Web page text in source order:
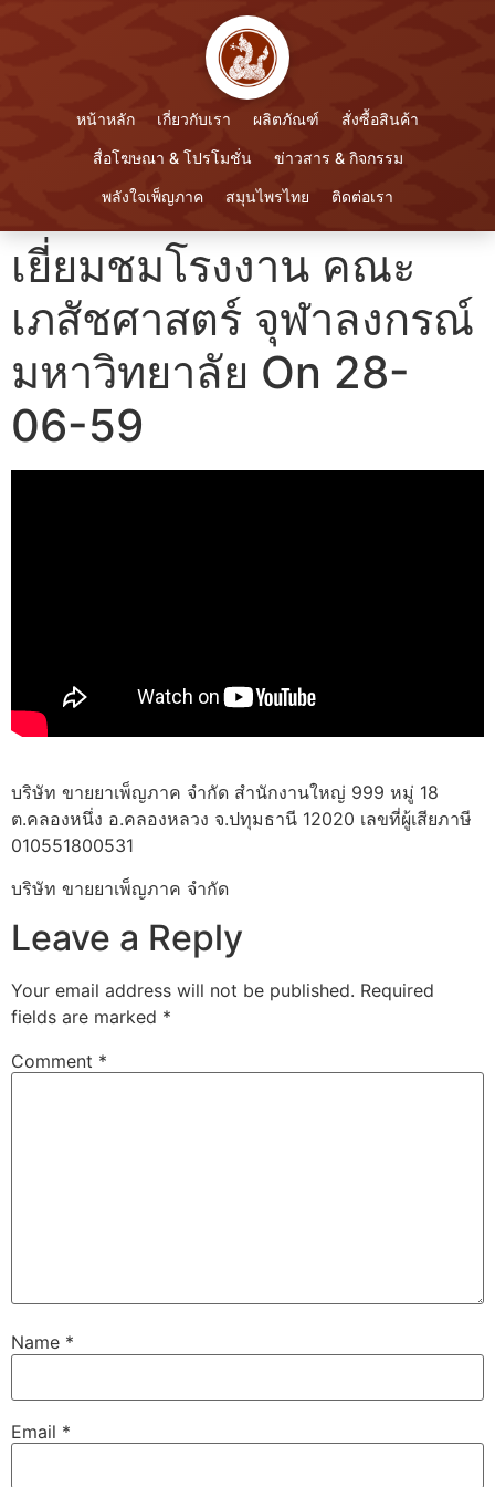
หน้าหลัก เกี่ยวกับเรา ผลิตภัณฑ์ สั่งซื้อสินค้า
สื่อโฆษณา & โปรโมชั่น ข่าวสาร & กิจกรรม
พลังใจเพ็ญภาค สมุนไพรไทย ติดต่อเรา
เยี่ยมชมโรงงาน คณะ
เภสัชศาสตร์ จุฬาลงกรณ์
มหาวิทยาลัย On 28-
06-59
บริษัท ขายยาเพ็ญภาค จำกัด สำนักงานใหญ่ 999 หมู่ 18
ต.คลองหนึ่ง อ.คลองหลวง จ.ปทุมธานี 12020 เลขที่ผู้เสียภาษี
010551800531
บริษัท ขายยาเพ็ญภาค จำกัด
Leave a Reply
Your email address will not be published. Required
fields are marked *
Comment *
Name *
Email *